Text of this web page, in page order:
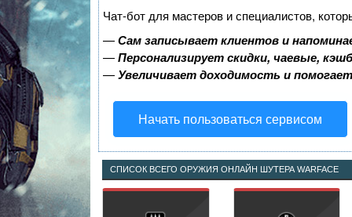
Чат-бот для мастеров и специалистов,
—Сам записывает клиентов и
—Персонализирует скидки, чаевые,
—Увеличивает доходимость и
Начать пользоваться сервисом
СПИСОК ВСЕГО ОРУЖИЯ ОНЛАЙН ШУТЕРА WARFACE